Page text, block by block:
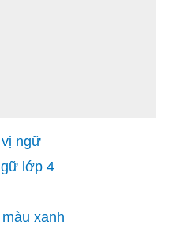
ngữ
lớp 4
xanh